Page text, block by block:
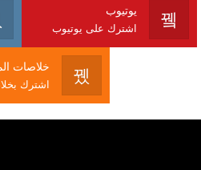
يوتيوب
اشترك على يوتيوب
خلاصات
اشترك